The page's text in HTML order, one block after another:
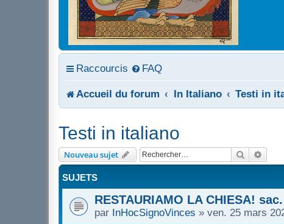
Raccourcis FAQ
Accueil du forum In Italiano Testi in
Testi in italiano
Nouveau sujet Rechercher
SUJETS
RESTAURIAMO LA CHIESA!
par InHocSignoVinces » ven. 25 mars